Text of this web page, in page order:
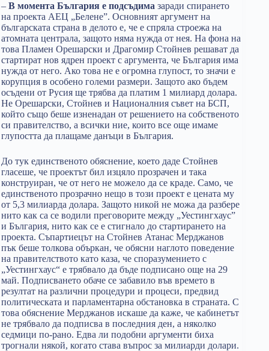
– В момента България е подсъдима заради спирането
на проекта АЕЦ „Белене”. Основният аргумент на
българската страна в делото е, че е спряла строежа на
атомната централа, защото няма нужда от нея. На фона на
това Пламен Орешарски и Драгомир Стойнев решават да
стартират нов ядрен проект с аргумента, че България има
нужда от него. Ако това не е огромна глупост, то значи е
корупция в особено големи размери. Защото ако бъдем
осъдени от Русия ще трябва да платим 1 милиард долара.
Не Орешарски, Стойнев и Националния съвет на БСП,
който също беше изненадан от решението на собственото
си правителство, а всички ние, които все още имаме
глупостта да плащаме данъци в България.
До тук единственото обяснение, което даде Стойнев
гласеше, че проектът бил изцяло прозрачен и така
конструиран, че от него не можело да се краде. Само, че
единственото прозрачно нещо в този проект е цената му
от 5,3 милиарда долара. Защото никой не можа да разбере
нито как са се водили преговорите между „Уестингхаус”
и България, нито как се е стигнало до стартирането на
проекта. Съпартиецът на Стойнев Атанас Мерджанов
пък беше толкова объркан, че обясни наглото поведение
на правителството като каза, че споразумението с
„Уестингхаус“ е трябвало да бъде подписано още на 29
май. Подписването обаче се забавило във времето в
резултат на различни процедури и процеси, предвид
политическата и парламентарна обстановка в страната. С
това обяснение Мерджанов искаше да каже, че кабинетът
не трябвало да подписва в последния ден, а няколко
седмици по-рано. Едва ли подобни аргументи биха
трогнали някой, когато става въпрос за милиарди долари.